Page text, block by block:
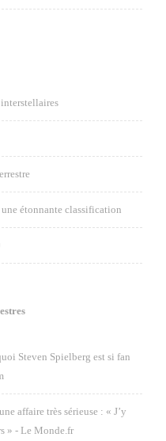
étonnante classification
Steven Spielberg est si fan
affaire très sérieuse : « J’y
» - Le Monde.fr